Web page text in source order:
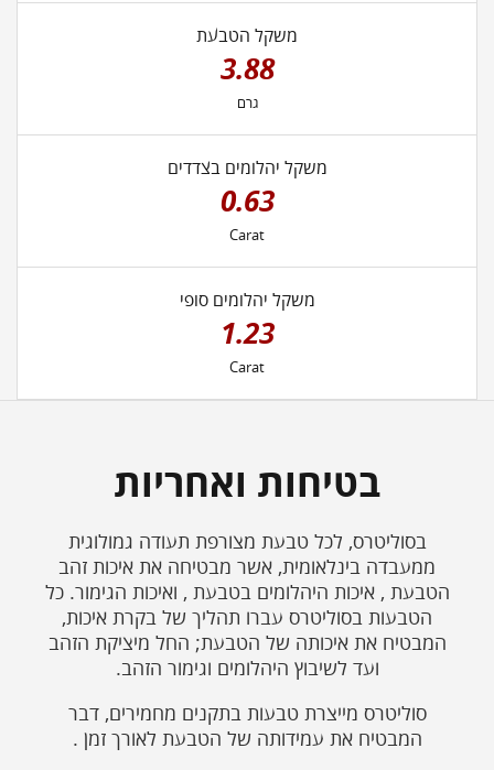
משקל הטבעת
3.88
גרם
משקל יהלומים בצדדים
0.63
Carat
משקל יהלומים סופי
1.23
Carat
בטיחות ואחריות
בסוליטרס, לכל טבעת מצורפת תעודה גמולוגית
ממעבדה בינלאומית, אשר מבטיחה את איכות זהב
הטבעת , איכות היהלומים בטבעת , ואיכות הגימור. כל
הטבעות בסוליטרס עברו תהליך של בקרת איכות,
המבטיח את איכותה של הטבעת; החל מיציקת הזהב
ועד לשיבוץ היהלומים וגימור הזהב.
סוליטרס מייצרת טבעות בתקנים מחמירים, דבר
המבטיח את עמידותה של הטבעת לאורך זמן .